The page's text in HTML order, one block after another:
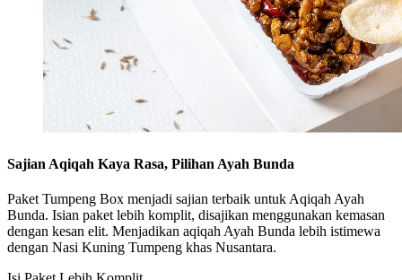
Sajian Aqiqah Kaya Rasa, Pilihan Ayah Bunda
Paket Tumpeng Box menjadi sajian terbaik untuk Aqiqah Ayah
Bunda. Isian paket lebih komplit, disajikan menggunakan kemasan
dengan kesan elit. Menjadikan aqiqah Ayah Bunda lebih istimewa
dengan Nasi Kuning Tumpeng khas Nusantara.